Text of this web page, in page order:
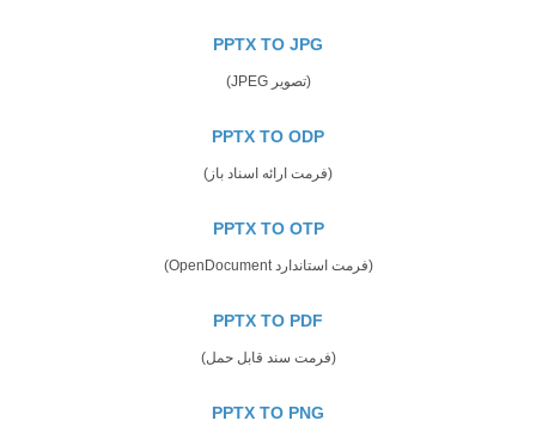
PPTX TO JPG
(تصویر JPEG)
PPTX TO ODP
(فرمت ارائه اسناد باز)
PPTX TO OTP
(فرمت استاندارد OpenDocument)
PPTX TO PDF
(فرمت سند قابل حمل)
PPTX TO PNG